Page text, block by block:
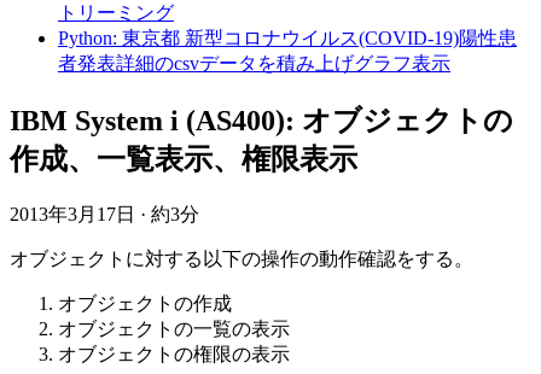
トリーミング
Python: 東京都 新型コロナウイルス(COVID-19)陽性患
者発表詳細のcsvデータを積み上げグラフ表示
IBM System i (AS400): オブジェクトの
作成、一覧表示、権限表示
2013年3月17日 · 約3分
オブジェクトに対する以下の操作の動作確認をする。
オブジェクトの作成
オブジェクトの一覧の表示
オブジェクトの権限の表示